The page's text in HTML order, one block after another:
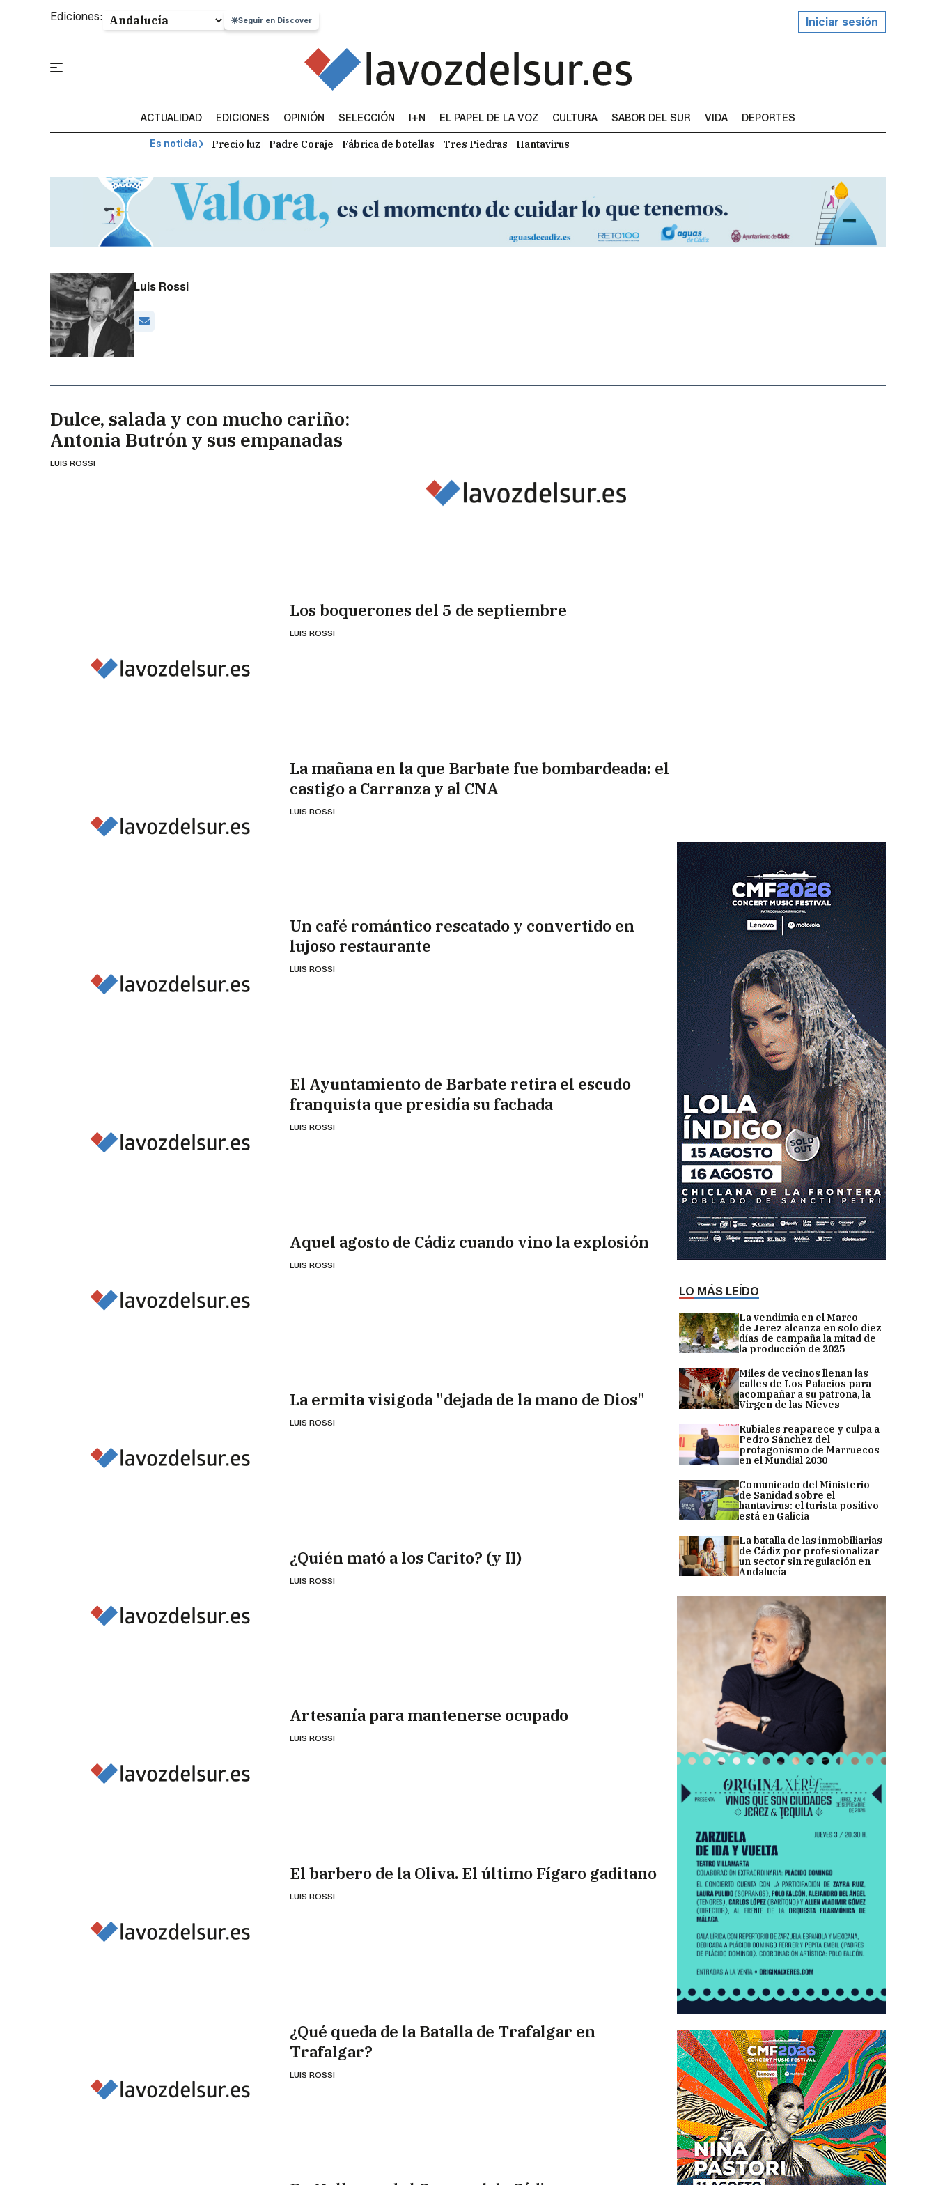
Ediciones: Seguir en Discover Iniciar sesión
ACTUALIDAD EDICIONES OPINIÓN SELECCIÓN I+N EL PAPEL DE LA VOZ CULTURA SABOR DEL SUR VIDA DEPORTES
Es noticia Precio luz Padre Coraje Fábrica de botellas Tres Piedras Hantavirus
Luis Rossi
Dulce, salada y con mucho cariño:
Antonia Butrón y sus empanadas
LUIS ROSSI
Los boquerones del 5 de septiembre
LUIS ROSSI
La mañana en la que Barbate fue bombardeada: el
castigo a Carranza y al CNA
LUIS ROSSI
Un café romántico rescatado y convertido en
lujoso restaurante
LUIS ROSSI
El Ayuntamiento de Barbate retira el escudo
franquista que presidía su fachada
LUIS ROSSI
Aquel agosto de Cádiz cuando vino la explosión
LUIS ROSSI
La ermita visigoda "dejada de la mano de Dios"
LUIS ROSSI
¿Quién mató a los Carito? (y II)
LUIS ROSSI
Artesanía para mantenerse ocupado
LUIS ROSSI
El barbero de la Oliva. El último Fígaro gaditano
LUIS ROSSI
¿Qué queda de la Batalla de Trafalgar en
Trafalgar?
LUIS ROSSI
LO MÁS LEÍDO
La vendimia en el Marco
de Jerez alcanza en solo diez
días de campaña la mitad de
la producción de 2025
Miles de vecinos llenan las
calles de Los Palacios para
acompañar a su patrona, la
Virgen de las Nieves
Rubiales reaparece y culpa a
Pedro Sánchez del
protagonismo de Marruecos
en el Mundial 2030
Comunicado del Ministerio
de Sanidad sobre el
hantavirus: el turista positivo
está en Galicia
La batalla de las inmobiliarias
de Cádiz por profesionalizar
un sector sin regulación en
Andalucía